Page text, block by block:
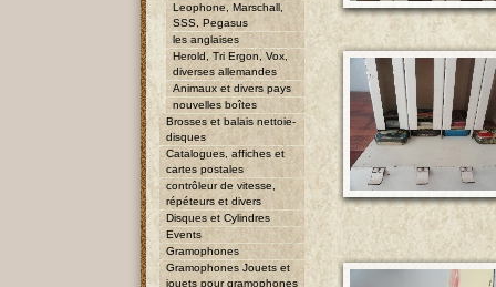
Leophone, Marschall,
SSS, Pegasus
les anglaises
Herold, Tri Ergon, Vox,
diverses allemandes
Animaux et divers pays
nouvelles boîtes
Brosses et balais nettoie-
disques
Catalogues, affiches et
cartes postales
contrôleur de vitesse,
répéteurs et divers
Disques et Cylindres
Events
Gramophones
Gramophones Jouets et
jouets pour gramophones